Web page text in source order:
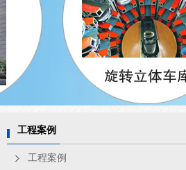
工程案例
工程案例